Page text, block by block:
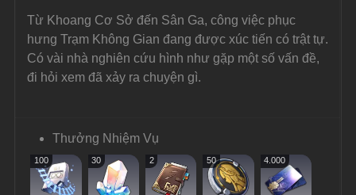
Từ Khoang Cơ Sở đến Sân Ga, công việc phục
hưng Trạm Không Gian đang được xúc tiến có trật tự.
Có vài nhà nghiên cứu hình như gặp một số vấn đề,
đi hỏi xem đã xảy ra chuyện gì.
Thưởng Nhiệm Vụ
100 30 2 50 4.000